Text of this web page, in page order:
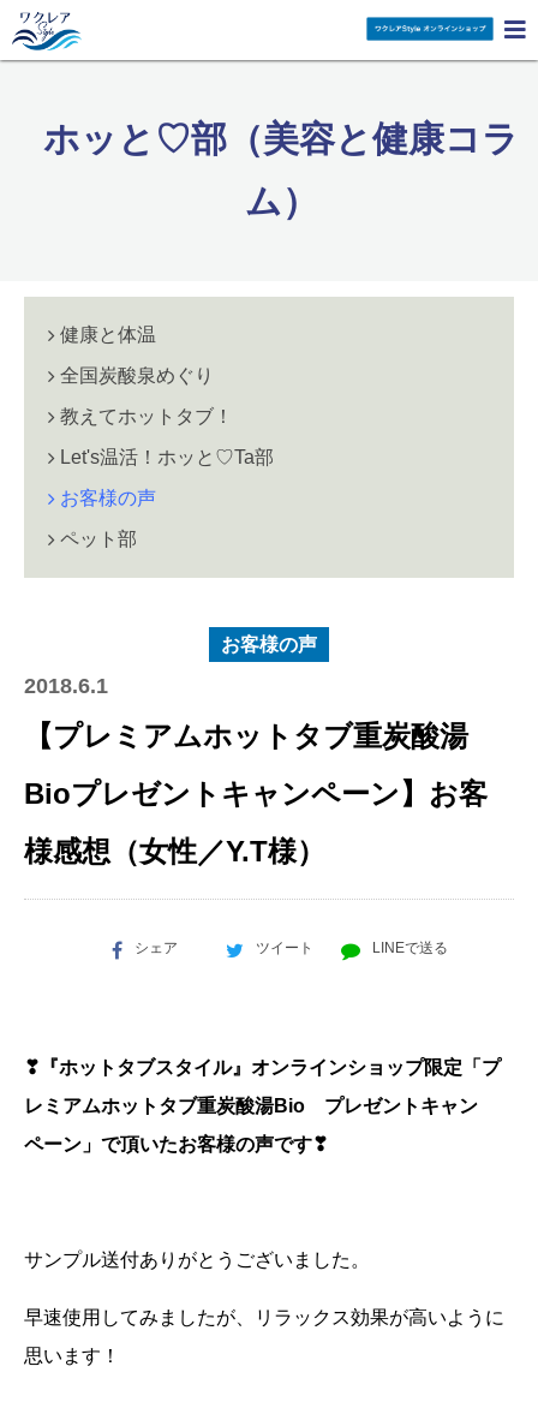

ホッと♡部（美容と健康コラ
ム）
健康と体温
全国炭酸泉めぐり
教えてホットタブ！
Let's温活！ホッと♡Ta部
お客様の声
ペット部
お客様の声
2018.6.1
【プレミアムホットタブ重炭酸湯
Bioプレゼントキャンペーン】お客
様感想（女性／Y.T様）
シェア ツイート LINEで送る
❣『ホットタブスタイル』オンラインショップ限定「プ
レミアムホットタブ重炭酸湯Bio プレゼントキャン
ペーン」で頂いたお客様の声です❣
サンプル送付ありがとうございました。
早速使用してみましたが、リラックス効果が高いように
思います！